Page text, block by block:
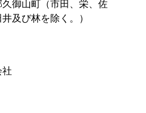
御山町（市田、栄、佐
及び林を除く。）
社